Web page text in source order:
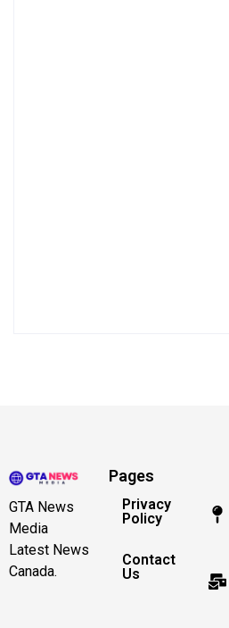
GTA News
Media
Latest News
Canada.
Pages
Privacy
Policy
Contact
Us